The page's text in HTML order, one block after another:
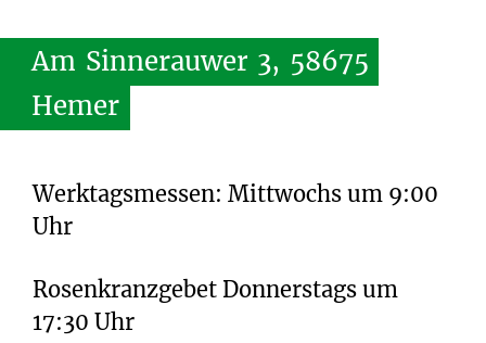
Am Sinnerauwer 3, 58675
Hemer
Werktagsmessen: Mittwochs um 9:00
Uhr
Rosenkranzgebet Donnerstags um
17:30 Uhr